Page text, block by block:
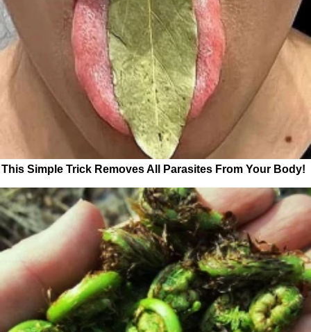
This Simple Trick Removes All Parasites From Your Body!